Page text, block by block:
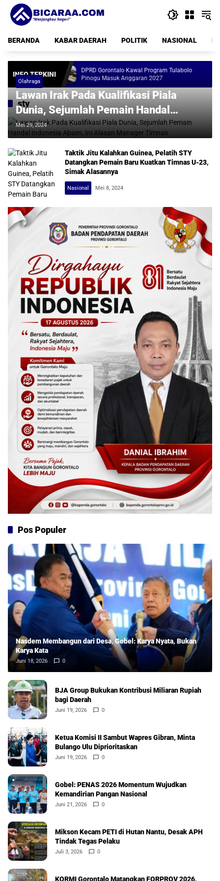
Langsung
konten
BERANDA
KABAR DAERAH POLITIK NASIONAL
INFO TERKINI
Tenda
DPRD Gorontalo Kawal Program Tulabolo
Pinogu Masuk Anggaran 2027
sty
Olahraga
Lawan Irak Pada Kualifikasi Piala
Dunia, Sejumlah Pemain Handal
Indonesia Absen, Ini Alasan Manager
Timnas
Mei 29, 2024
Taktik Jitu Kalahkan Guinea, Pelatih STY
Datangkan Pemain Baru Kuatkan Timnas U-23,
Simak Alasannya
Nasional Mei 8, 2024
Pos Populer
Nasdem Membangun dari Desa, Gobel: Karya Nyata, Bukan
Karya Kata
Juni 18, 2026 0
BJA Group Bukukan Kontribusi Miliaran Rupiah
bagi Daerah
Juni 19, 2026 0
Ketua Komisi II Sambut Wapres Gibran, Minta
Bulango Ulu Diprioritaskan
Juni 19, 2026 0
Gobel: PENAS 2026 Momentum Wujudkan
Kemandirian Pangan Nasional
Juni 21, 2026 0
Mikson Kecam PETI di Hutan Nantu, Desak APH
Tindak Tegas Pelaku
Juli 3, 2026 0
KORMI Gorontalo Matangkan FORPROV 2026,